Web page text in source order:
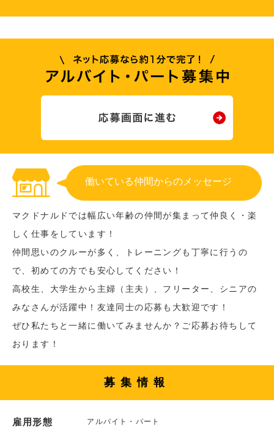
働いている仲間からのメッセージ
マクドナルドでは幅広い年齢の仲間が集まって仲良く・楽
しく仕事をしています！
仲間思いのクルーが多く、トレーニングも丁寧に行うの
で、初めての方でも安心してください！
高校生、大学生から主婦（主夫）、フリーター、シニアの
みなさんが活躍中！友達同士の応募も大歓迎です！
ぜひ私たちと一緒に働いてみませんか？ご応募お待ちして
おります！
募集情報
雇用形態 アルバイト・パート